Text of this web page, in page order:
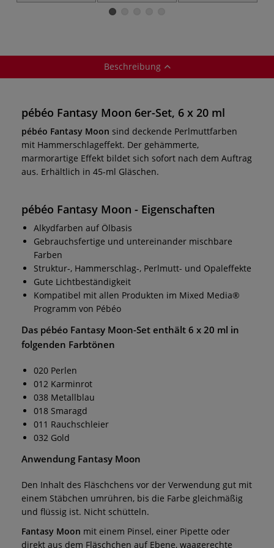
Beschreibung
pébéo Fantasy Moon 6er-Set, 6 x 20 ml
pébéo Fantasy Moon sind deckende Perlmuttfarben
mit Hammerschlageffekt. Der gehämmerte,
marmorartige Effekt bildet sich sofort nach dem Auftrag
aus. Erhältlich in 45-ml Gläschen.
pébéo Fantasy Moon - Eigenschaften
Alkydfarben auf Ölbasis
Gebrauchsfertige und untereinander mischbare
Farben
Struktur-, Hammerschlag-, Perlmutt- und Opaleffekte
Gute Lichtbeständigkeit
Kompatibel mit allen Produkten im Mixed Media®
Programm von Pébéo
Das pébéo Fantasy Moon-Set enthält 6 x 20 ml in
folgenden Farbtönen
020 Perlen
012 Karminrot
038 Metallblau
018 Smaragd
011 Rauchschleier
032 Gold
Anwendung Fantasy Moon
Den Inhalt des Fläschchens vor der Verwendung gut mit
einem Stäbchen umrühren, bis die Farbe gleichmäßig
und flüssig ist. Nicht schütteln.
Fantasy Moon mit einem Pinsel, einer Pipette oder
direkt aus dem Fläschchen auf Ebene, waagerechte